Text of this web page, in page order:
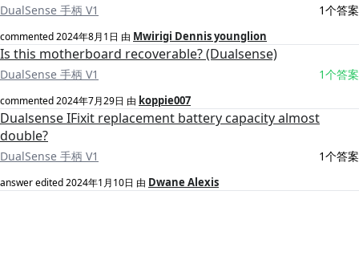
DualSense 手柄 V1 1个答案
commented2024年8月1日 由 Mwirigi Dennis younglion
Is this motherboard recoverable? (Dualsense)
DualSense 手柄 V1 1个答案
commented2024年7月29日 由 koppie007
Dualsense IFixit replacement battery capacity almost
double?
DualSense 手柄 V1 1个答案
answer edited2024年1月10日 由 Dwane Alexis